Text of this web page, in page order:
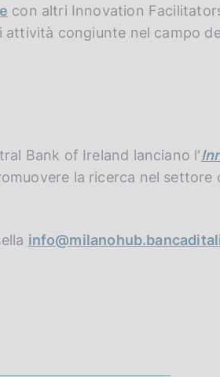
con altri Innovation
congiunte nel campo
Bank of Ireland lanciano l'
la ricerca nel settore